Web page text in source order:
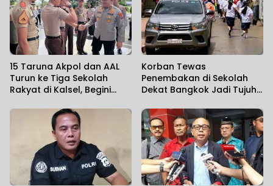
15 Taruna Akpol dan AAL
Turun ke Tiga Sekolah
Rakyat di Kalsel, Begini
Korban Tewas
Penembakan di Sekolah
Dekat Bangkok Jadi Tujuh